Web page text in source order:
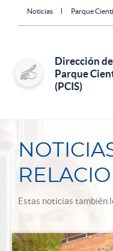
Noticias Parque
Dirección
Parque
(PCIS)
Estas noticias también